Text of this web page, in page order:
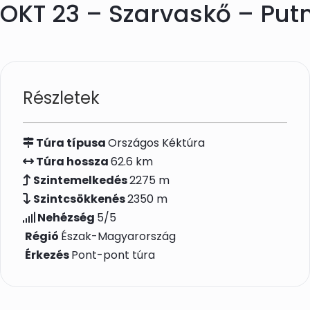
Skip to main content
OKT 23 – Szarvaskő –
Részletek
Túra típusaOrszágos Kéktúra
Túra hossza62.6 km
Szintemelkedés2275 m
Szintcsökkenés2350 m
Nehézség 5/5
Régió Észak-Magyarország
ÉrkezésPont-pont túra